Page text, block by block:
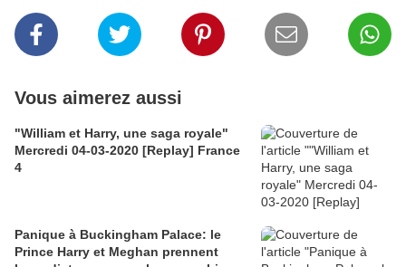
Vous aimerez aussi
"William et Harry, une saga royale"
Mercredi 04-03-2020 [Replay] France
4
Panique à Buckingham Palace: le
Prince Harry et Meghan prennent